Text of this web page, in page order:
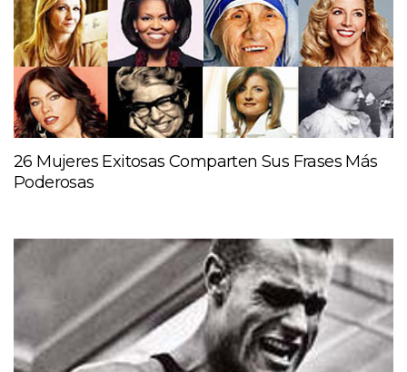
26 Mujeres Exitosas Comparten Sus Frases Más
Poderosas